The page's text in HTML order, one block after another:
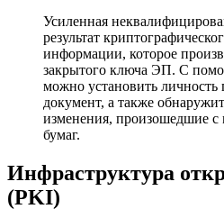
Усиленная
результат
информации, которое
закрытого ключа ЭП. С
можно установить личность
документ, а также
изменения, произошедшие с
бумаг.
Инфраструктура
(PKI)